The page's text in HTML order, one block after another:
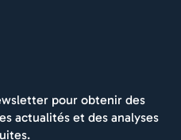
pour obtenir des
actualités et des analyses